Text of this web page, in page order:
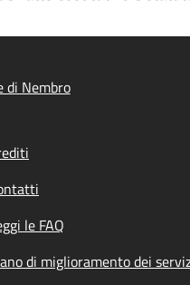
di Nembro
le FAQ
di miglioramento dei